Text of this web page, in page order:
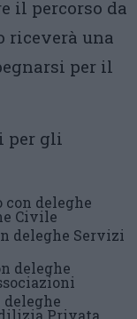
il percorso da
riceverà una
per il
per gli
con deleghe
Civile
deleghe Servizi
deleghe
deleghe
Privata,